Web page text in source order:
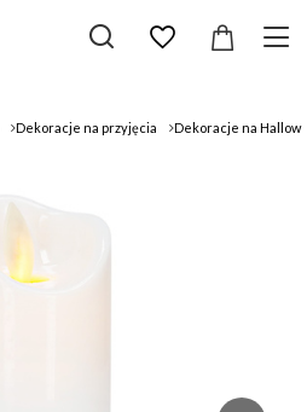
Dekoracje na przyjęcia Dekoracje na